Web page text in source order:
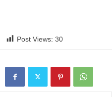
Post Views: 30